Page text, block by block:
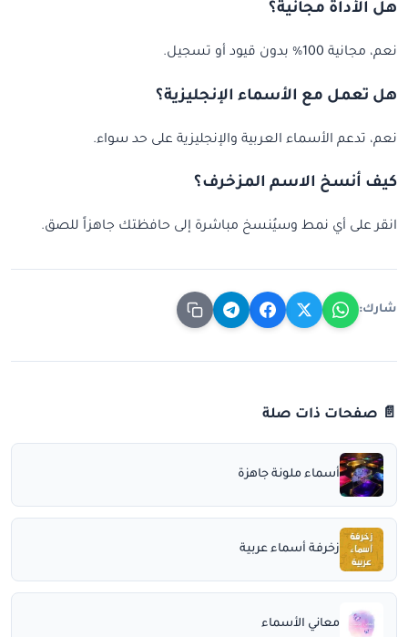
هل الأداة مجانية؟
نعم، مجانية 100% بدون قيود أو تسجيل.
هل تعمل مع الأسماء الإنجليزية؟
نعم، تدعم الأسماء العربية والإنجليزية على حد سواء.
كيف أنسخ الاسم المزخرف؟
انقر على أي نمط وسيُنسخ مباشرة إلى حافظتك جاهزاً للصق.
شارك:
📄 صفحات ذات صلة
أسماء ملونة جاهزة
زخرفة أسماء عربية
معاني الأسماء